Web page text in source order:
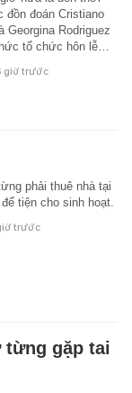
đồn đoán Cristiano
Georgina Rodriguez
tổ chức hôn lễ…
giờ trước
phải thuê nhà tại
để tiện cho sinh hoạt.
trước
từng gặp tai